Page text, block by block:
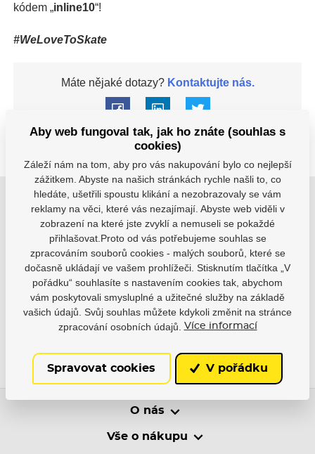
kódem „inline10“!
#WeLoveToSkate
Máte nějaké dotazy?Kontaktujte nás.
Buďte s námi v kontaktu
Rádi vám pomůžeme s výběrem nebo doporučíme
nejvhodnější řešení.
info@hejduksport.cz
+420 733 132 833
O nás
Vše o nákupu
Aby web fungoval tak, jak ho znáte (souhlas s
cookies)
Záleží nám na tom, aby pro vás nakupování bylo co nejlepší
zážitkem. Abyste na našich stránkách rychle našli to, co
hledáte, ušetřili spoustu klikání a nezobrazovaly se vám
reklamy na věci, které vás nezajímají. Abyste web viděli v
zobrazení na které jste zvyklí a nemuseli se pokaždé
přihlašovat.Proto od vás potřebujeme souhlas se
zpracováním souborů cookies - malých souborů, které se
dočasně ukládají ve vašem prohlížeči. Stisknutím tlačítka „V
pořádku“ souhlasíte s nastavením cookies tak, abychom
vám poskytovali smysluplné a užitečné služby na základě
vašich údajů. Svůj souhlas můžete kdykoli změnit na stránce
zpracování osobních údajů.
Více informací
Spravovat cookies V pořádku